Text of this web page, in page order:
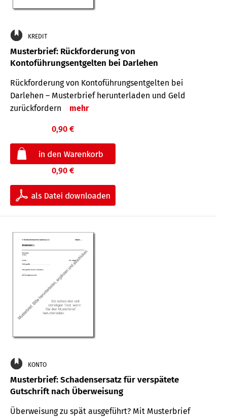
KREDIT
Musterbrief: Rückforderung von
Kontoführungsentgelten bei Darlehen
Rückforderung von Kontoführungsentgelten bei
Darlehen – Musterbrief herunterladen und Geld
zurückfordern
mehr
0,90 €
0,90 €
KONTO
Musterbrief: Schadensersatz für verspätete
Gutschrift nach Überweisung
Überweisung zu spät ausgeführt? Mit Musterbrief